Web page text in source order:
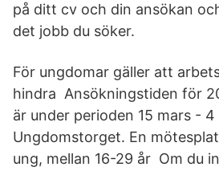
på ditt cv och din ansökan
det jobb du söker.
För ungdomar gäller att
hindra Ansökningstiden för
är under perioden 15 mars - 4
Ungdomstorget. En
ung, mellan 16-29 år Om du